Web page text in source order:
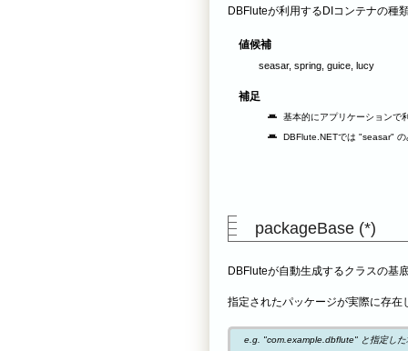
DBFluteが利用するDIコンテナの種
値候補
seasar, spring, guice, lucy
補足
基本的にアプリケーションで
DBFlute.NETでは "seasar" の
packageBase (*)
DBFluteが自動生成するクラスの基
指定されたパッケージが実際に存
e.g. "com.example.dbflute" と指定し